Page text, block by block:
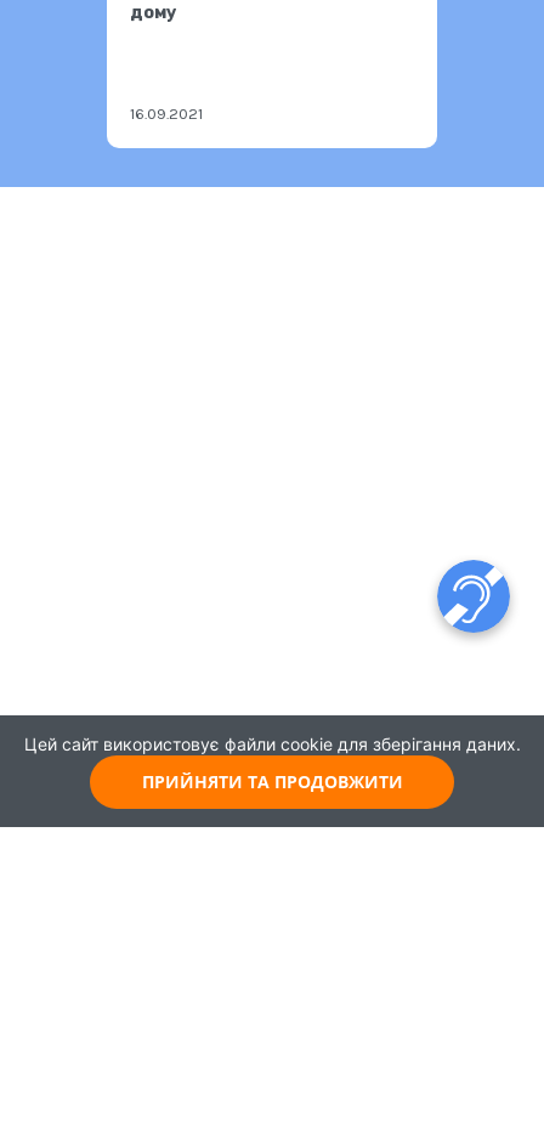
дому
16.09.2021
Цей сайт використовує файли cookie для зберігання даних.
ПРИЙНЯТИ ТА ПРОДОВЖИТИ